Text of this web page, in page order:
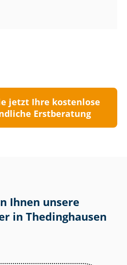
jetzt Ihre kostenlose
Erstberatung
Ihnen unsere
in Thedinghausen